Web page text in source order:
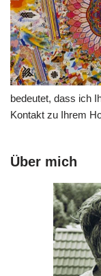
bedeutet, dass ich
Kontakt zu Ihrem
Über mich